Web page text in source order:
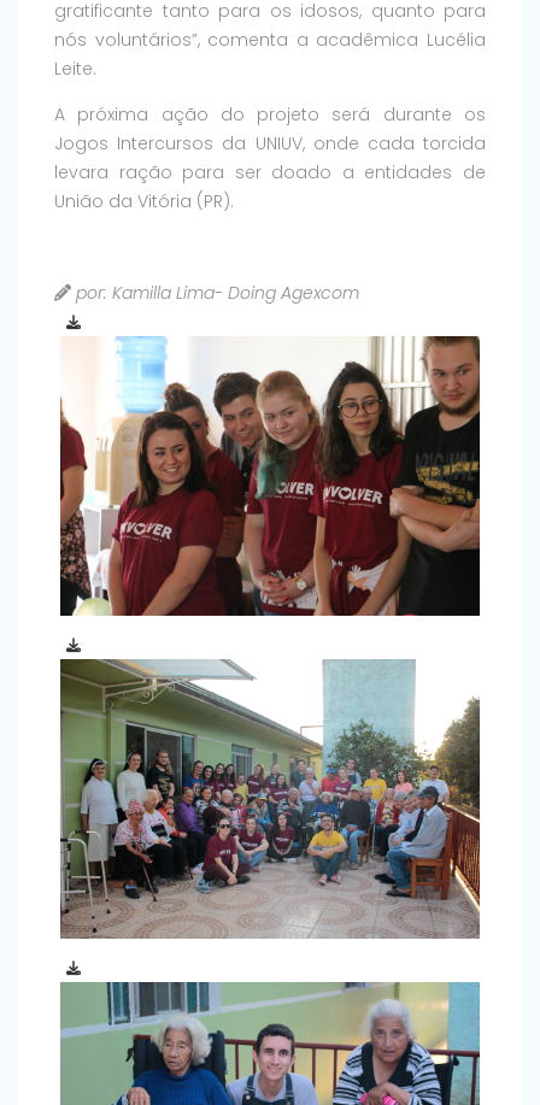
gratificante tanto para os idosos, quanto para
nós voluntários”, comenta a acadêmica Lucélia
Leite.
A próxima ação do projeto será durante os
Jogos Intercursos da UNIUV, onde cada torcida
levara ração para ser doado a entidades de
União da Vitória (PR).
por: Kamilla Lima- Doing Agexcom